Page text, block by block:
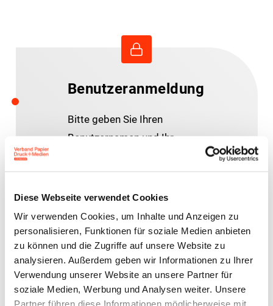
Diese Webseite verwendet Cookies
Wir verwenden Cookies, um Inhalte und Anzeigen zu
personalisieren, Funktionen für soziale Medien anbieten
zu können und die Zugriffe auf unsere Website zu
analysieren. Außerdem geben wir Informationen zu Ihrer
Verwendung unserer Website an unsere Partner für
soziale Medien, Werbung und Analysen weiter. Unsere
Partner führen diese Informationen möglicherweise mit
Benutzeranmeldung
Bitte geben Sie Ihren
Benutzernamen und Ihr
Website anzumelden.
E-Mail-Adresse
Passwort: